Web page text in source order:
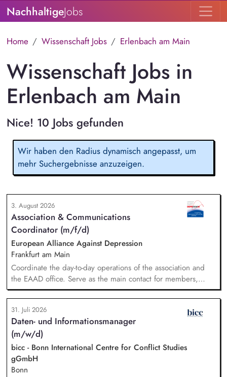
NachhaltigeJobs
Home Wissenschaft Jobs Erlenbach am Main
Wissenschaft Jobs in
Erlenbach am Main
Nice! 10 Jobs gefunden
Wir haben den Radius dynamisch angepasst, um
mehr Suchergebnisse anzuzeigen.
3. August 2026
Association & Communications
Coordinator (m/f/d)
European Alliance Against Depression
Frankfurt am Main
Coordinate the day-to-day operations of the association and
the EAAD office. Serve as the main contact for members,
partners and general enquiries. Support the Board of
Directors by organising meetings, preparing documents and
following up on decisions. Coordinate the association's
website, newsletters and social media. Support awareness
campaigns and communication activities. Coordinate and
develop EAAD's fundraising activities.
31. Juli 2026
Daten- und Informationsmanager
(m/w/d)
bicc - Bonn International Centre for Conflict Studies
gGmbH
Bonn